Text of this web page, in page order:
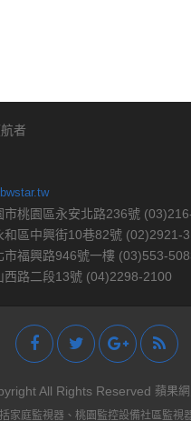
者
市桃園區永安北路236號
和區中興街10巷82號 (02)2921-
市福興路946號一樓 (03)553-
西路二段13號 (04)2298-2100
All Rights Reserved 蘋果
視器、桃園監控設備社區監